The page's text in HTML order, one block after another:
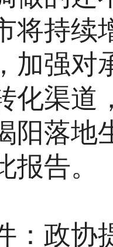
将持续
加强对
化渠道
阳落地
告。
政协提